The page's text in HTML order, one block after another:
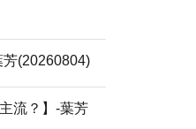
芳(20260804)
流？】-葉芳